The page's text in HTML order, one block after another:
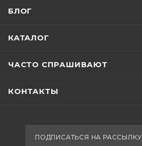
БЛОГ
КАТАЛОГ
ЧАСТО СПРАШИВАЮТ
КОНТАКТЫ
ПОДПИСАТЬСЯ НА РАССЫЛКУ